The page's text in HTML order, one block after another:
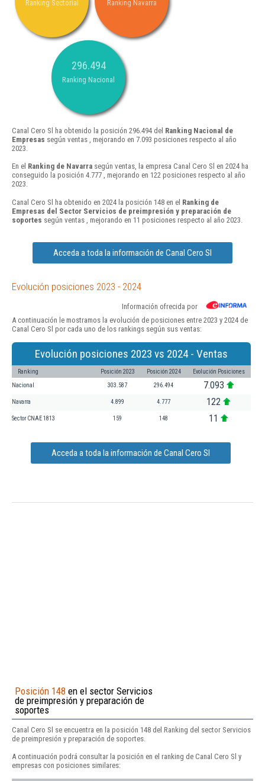
Ranking Sectorial Ranking Navarra
296.494
Ranking Nacional
Canal Cero Sl ha obtenido la posición 296.494 del Ranking Nacional de
Empresas según ventas , mejorando en 7.093 posiciones respecto al año
2023.
En el Ranking de Navarra según ventas, la empresa Canal Cero Sl en 2024 ha
conseguido la posición 4.777 , mejorando en 122 posiciones respecto al año
2023.
Canal Cero Sl ha obtenido en 2024 la posición 148 en el Ranking de
Empresas del Sector Servicios de preimpresión y preparación de
soportes según ventas , mejorando en 11 posiciones respecto al año 2023.
Acceda a toda la información de Canal Cero Sl
Evolución posiciones 2023 - 2024
Información ofrecida por
A continuación le mostramos la evolución de posiciones entre 2023 y 2024 de
Canal Cero Sl por cada uno de los rankings según sus ventas:
Evolución posiciones 2023 vs 2024 - Ventas
Ranking Posición 2023 Posición 2024 Evolución Posiciones
Nacional 303.587 296.494 7.093
Navarra 4.899 4.777 122
Sector CNAE 1813 159 148 11
Acceda a toda la información de Canal Cero Sl
Posición 148 en el sector Servicios
de preimpresión y preparación de
soportes
Canal Cero Sl se encuentra en la posición 148 del Ranking del sector Servicios
de preimpresión y preparación de soportes.
A continuación podrá consultar la posición en el ranking de Canal Cero Sl y
empresas con posiciones similares: